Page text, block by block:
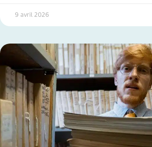
9 avril 2026